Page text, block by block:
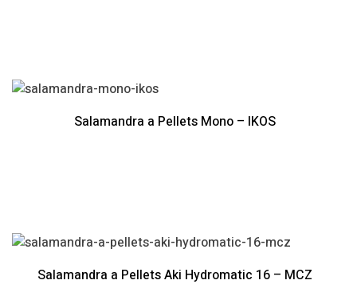
Salamandra a Pellets Mono – IKOS
Salamandra a Pellets Aki Hydromatic 16 – MCZ